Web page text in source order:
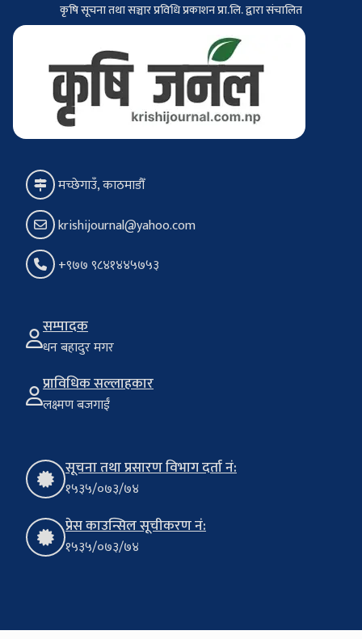
कृषि सूचना तथा सञ्चार प्रविधि प्रकाशन प्रा.लि. द्वारा संचालित
मच्छेगाउँ, काठमाडौँ
krishijournal@yahoo.com
+९७७ ९८४१४४५७५३
सम्पादक
धन बहादुर मगर
प्राविधिक सल्लाहकार
लक्ष्मण बजगाईं
सूचना तथा प्रसारण विभाग दर्ता नं:
१५३५/०७३/७४
प्रेस काउन्सिल सूचीकरण नं:
१५३५/०७३/७४